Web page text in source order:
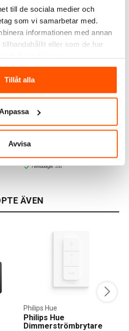
till de sociala medier och
som vi samarbetar med.
informationen med annan
eller som de har
Tillåt alla
Avvisa
White Glob 7,2W E27
Philips Hue
369,00 kr
I webblager: 3 st
ÄVEN
Philips Hue
Dimmerströmbrytare
Philips Hue